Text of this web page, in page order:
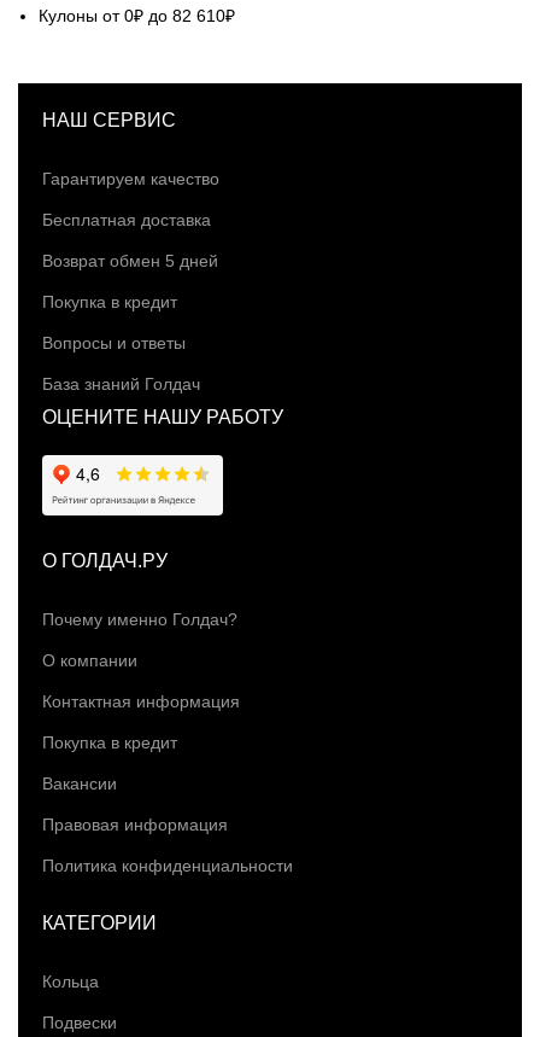
Кулоны от 0₽ до 82 610₽
НАШ СЕРВИС
Гарантируем качество
Бесплатная доставка
Возврат обмен 5 дней
Покупка в кредит
Вопросы и ответы
База знаний Голдач
ОЦЕНИТЕ НАШУ РАБОТУ
О ГОЛДАЧ.РУ
Почему именно Голдач?
О компании
Контактная информация
Покупка в кредит
Вакансии
Правовая информация
Политика конфиденциальности
КАТЕГОРИИ
Кольца
Подвески